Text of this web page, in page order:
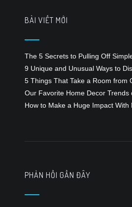
BÀI VIẾT MỚI
The 5 Secrets to Pulling Off
9 Unique and Unusual Ways to
5 Things That Take a Room from
Our Favorite Home Decor Trends
How to Make a Huge Impact With
PHẢN HỒI GẦN ĐÂY